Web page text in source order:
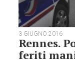
3 GIUGNO 2016
Rennes.
feriti